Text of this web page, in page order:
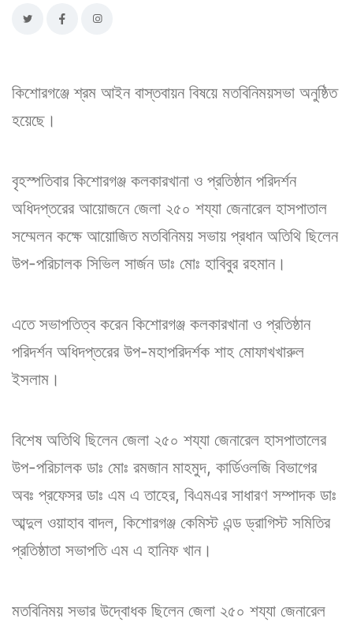
কিশোরগঞ্জে শ্রম আইন বাস্তবায়ন বিষয়ে মতবিনিময়সভা অনুষ্ঠিত
হয়েছে।
বৃহস্পতিবার কিশোরগঞ্জ কলকারখানা ও প্রতিষ্ঠান পরিদর্শন
অধিদপ্তরের আয়োজনে জেলা ২৫০ শয্যা জেনারেল হাসপাতাল
সম্মেলন কক্ষে আয়োজিত মতবিনিময় সভায় প্রধান অতিথি ছিলেন
উপ-পরিচালক সিভিল সার্জন ডাঃ মোঃ হাবিবুর রহমান।
এতে সভাপতিত্ব করেন কিশোরগঞ্জ কলকারখানা ও প্রতিষ্ঠান
পরিদর্শন অধিদপ্তরের উপ-মহাপরিদর্শক শাহ মোফাখখারুল
ইসলাম।
বিশেষ অতিথি ছিলেন জেলা ২৫০ শয্যা জেনারেল হাসপাতালের
উপ-পরিচালক ডাঃ মোঃ রমজান মাহমুদ, কার্ডিওলজি বিভাগের
অবঃ প্রফেসর ডাঃ এম এ তাহের, বিএমএর সাধারণ সম্পাদক ডাঃ
আব্দুল ওয়াহাব বাদল, কিশোরগঞ্জ কেমিস্ট এন্ড ড্রাগিস্ট সমিতির
প্রতিষ্ঠাতা সভাপতি এম এ হানিফ খান।
মতবিনিময় সভার উদ্বোধক ছিলেন জেলা ২৫০ শয্যা জেনারেল